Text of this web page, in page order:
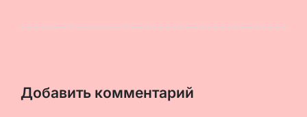
Добавить комментарий